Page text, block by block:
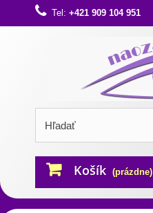
Tel: +421 909 104 951
Košík (prázdne)